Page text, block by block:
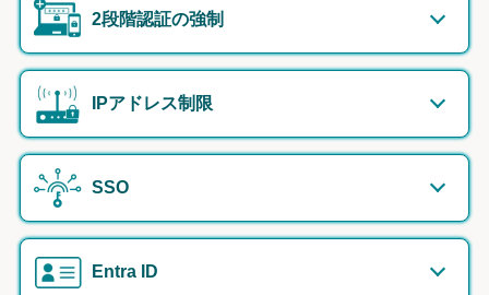
2段階認証の強制
IPアドレス制限
SSO
Entra ID